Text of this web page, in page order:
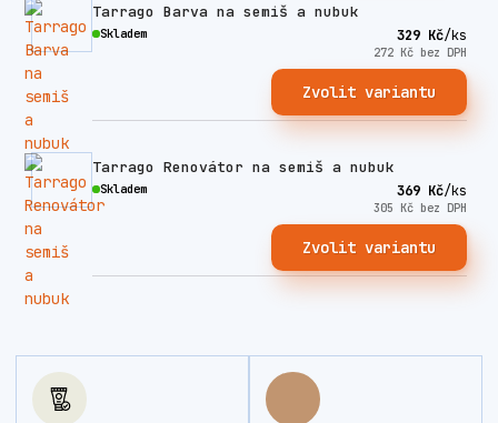
Tarrago Barva na semiš a nubuk
329 Kč/ks
272 Kč bez DPH
Skladem
Zvolit variantu
Tarrago Renovátor na semiš a nubuk
369 Kč/ks
305 Kč bez DPH
Skladem
Zvolit variantu